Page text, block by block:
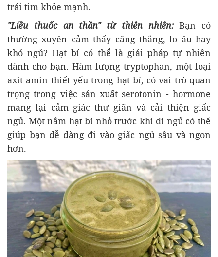
trái tim khỏe mạnh.
"Liều thuốc an thần" từ thiên nhiên:Bạn có
thường xuyên cảm thấy căng thẳng, lo âu hay
khó ngủ? Hạt bí có thể là giải pháp tự nhiên
dành cho bạn. Hàm lượng tryptophan, một loại
axit amin thiết yếu trong hạt bí, có vai trò quan
trọng trong việc sản xuất serotonin - hormone
mang lại cảm giác thư giãn và cải thiện giấc
ngủ. Một nắm hạt bí nhỏ trước khi đi ngủ có thể
giúp bạn dễ dàng đi vào giấc ngủ sâu và ngon
hơn.